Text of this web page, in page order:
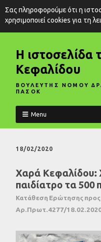
Η ιστοσελίδα
Κεφαλίδου
ΒΟΥΛΕΥΤΗΣ ΝΟΜΟΥ
ΠΑΣΟΚ
Menu
18/02/2020
Χαρά Κεφαλίδου:
παιδίατρο τα 500
Κατάθεση Ερώτησης προς
Αρ.Πρωτ.4277/
Σας πληροφορούμε ότι η
χρησιμοποιεί cookies για τη